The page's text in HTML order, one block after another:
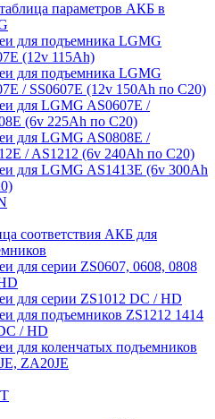
параметров АКБ в
для подъемника LGMG
(12v 115Ah)
для подъемника LGMG
/ SS0607E (12v 150Ah по С20)
для LGMG AS0607E /
(6v 225Ah по С20)
для LGMG AS0808E /
/ AS1212 (6v 240Ah по С20)
для LGMG AS1413E (6v 300Ah
соответствия АКБ для
для серии ZS0607, 0608, 0808
для серии ZS1012 DC / HD
для подъемников ZS1212 1414
/ HD
для коленчатых подъемников
ZA20JE